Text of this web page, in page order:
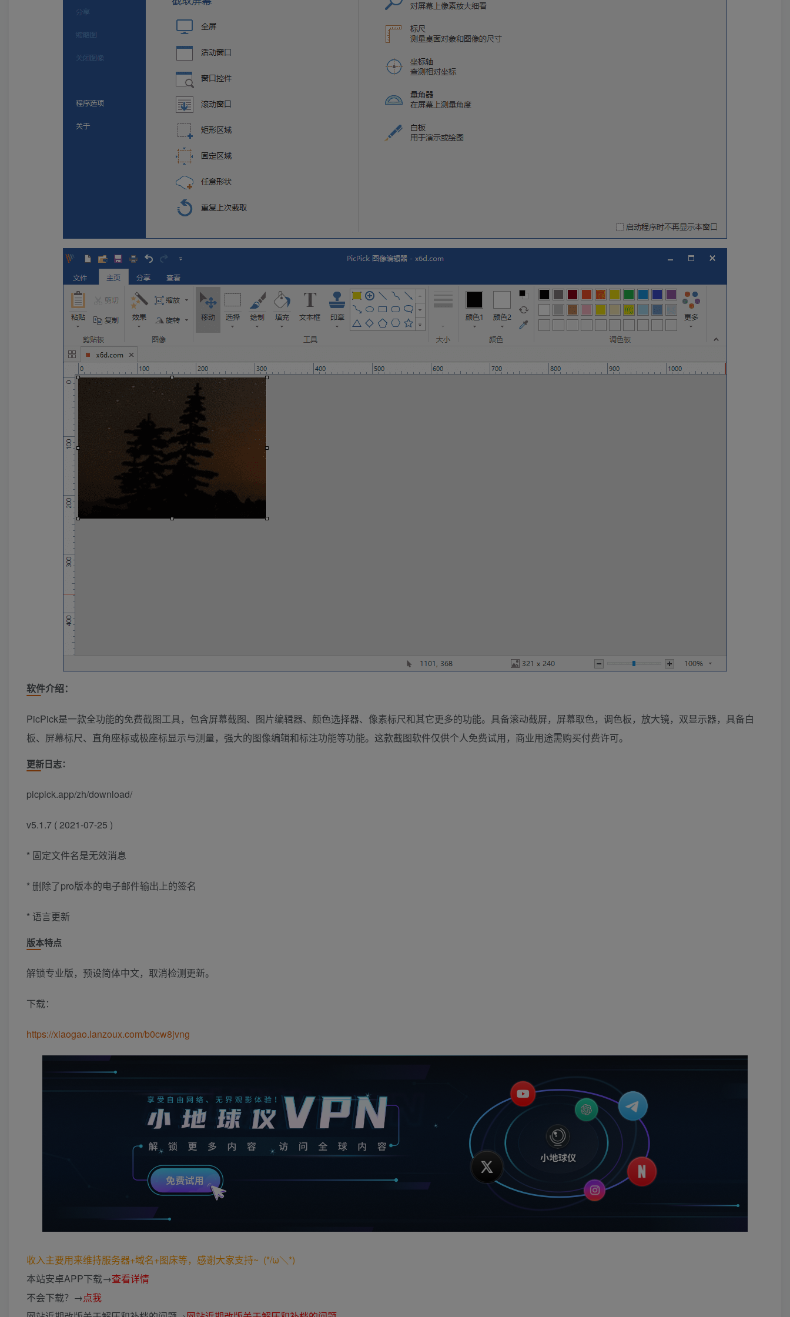
软件介绍：
PicPick是一款全功能的免费截图工具，包含屏幕截图、图片编辑器、颜色选择器、像素标尺和其它更多的功能。具备滚动截屏，屏幕取色，调色板，放大镜，双显示器，具备白
板、屏幕标尺、直角座标或极座标显示与测量，强大的图像编辑和标注功能等功能。这款截图软件仅供个人免费试用，商业用途需购买付费许可。
更新日志：
picpick.app/zh/download/
v5.1.7 ( 2021-07-25 )
* 固定文件名是无效消息
* 删除了pro版本的电子邮件输出上的签名
* 语言更新
版本特点
解锁专业版，预设简体中文，取消检测更新。
下载：
https://xiaogao.lanzoux.com/b0cw8jvng
收入主要用来维持服务器+域名+图床等，感谢大家支持~ (*/ω＼*)
本站安卓APP下载→查看详情
不会下载？→点我